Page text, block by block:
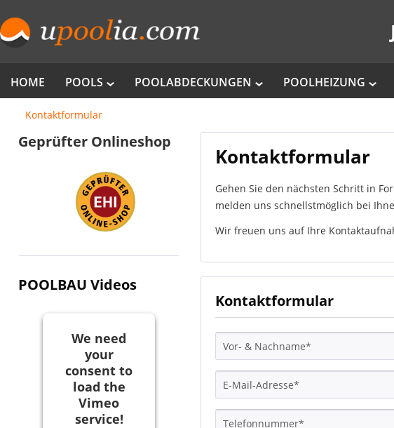
HOME POOLS POOLABDECKUNGEN POOLHEIZUNG
Kontaktformular
Geprüfter Onlineshop
POOLBAU Videos
We need
your
consent to
load the
Vimeo
service!
Kontaktformular
Gehen Sie den nächsten Schritt in
melden uns schnellstmöglich bei
Wir freuen uns auf Ihre
Kontaktformular